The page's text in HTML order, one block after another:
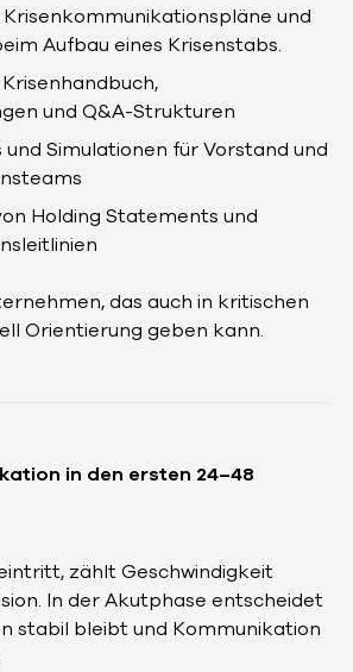
und
Aufbau eines Krisenstabs.
und Q&A-Strukturen
Simulationen für Vorstand und
Holding Statements und
das auch in kritischen
Orientierung geben kann.
in den ersten 24–48
zählt Geschwindigkeit
In der Akutphase entscheidet
stabil bleibt und Kommunikation